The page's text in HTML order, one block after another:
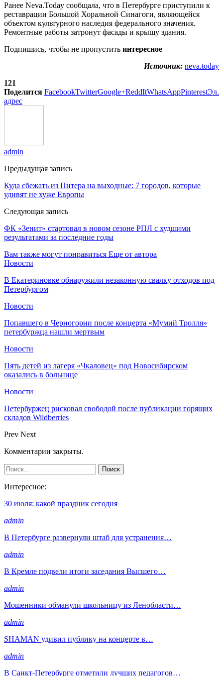
Ранее Neva.Today сообщала, что в Петербурге приступили к
реставрации Большой Хоральной Синагоги, являющейся
объектом культурного наследия федерального значения.
Ремонтные работы затронут фасады и крышу здания.
Подпишись, чтобы не пропустить интересное
Источник: neva.today
121
Поделится FacebookTwitterGoogle+ReddItWhatsAppPinterestЭл.
адрес
admin
Предыдущая запись
Куда сбежать из Питера на выходные: 7 городов, которые
удивят не хуже Европы
Следующая запись
ФК «Зенит» стартовал в новом сезоне РПЛ с худшими
результатами за последние годы
Вам также могут понравиться Еще от автора
Новости
В Екатериновке обнаружили незаконную свалку отходов под
Петербургом
Новости
Попавшего в Черногории после концерта «Мумий Тролля»
петербуржца нашли мертвым
Новости
Пять детей из лагеря «Чкаловец» под Новосибирском
оказались в больнице
Новости
Петербуржец рисковал свободой после публикации горящих
складов Wildberries
Prev Next
Комментарии закрыты.
Интересное:
30 июля: какой праздник сегодня
admin
В Петербурге развернули штаб для устранения…
admin
В Кремле подвели итоги заседания Высшего…
admin
Мошенники обманули школьницу из Ленобласти…
admin
SHAMAN удивил публику на концерте в…
admin
В Санкт-Петербурге отметили лучших педагогов…